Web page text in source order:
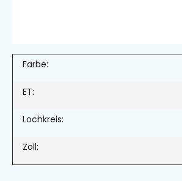
Farbe:
ET:
Lochkreis:
Zoll: